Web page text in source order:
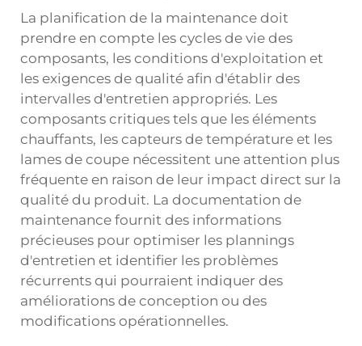
La planification de la maintenance doit
prendre en compte les cycles de vie des
composants, les conditions d'exploitation et
les exigences de qualité afin d'établir des
intervalles d'entretien appropriés. Les
composants critiques tels que les éléments
chauffants, les capteurs de température et les
lames de coupe nécessitent une attention plus
fréquente en raison de leur impact direct sur la
qualité du produit. La documentation de
maintenance fournit des informations
précieuses pour optimiser les plannings
d'entretien et identifier les problèmes
récurrents qui pourraient indiquer des
améliorations de conception ou des
modifications opérationnelles.